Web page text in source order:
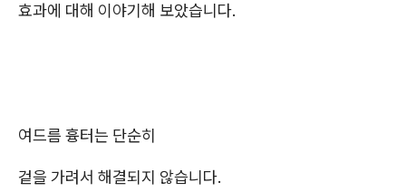
효과에 대해 이야기해 보았습니다.
여드름 흉터는 단순히
겉을 가려서 해결되지 않습니다.